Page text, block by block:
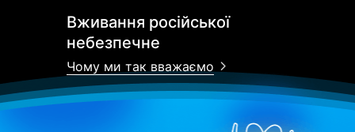
Вживання російської
небезпечне
Чому ми так вважаємо